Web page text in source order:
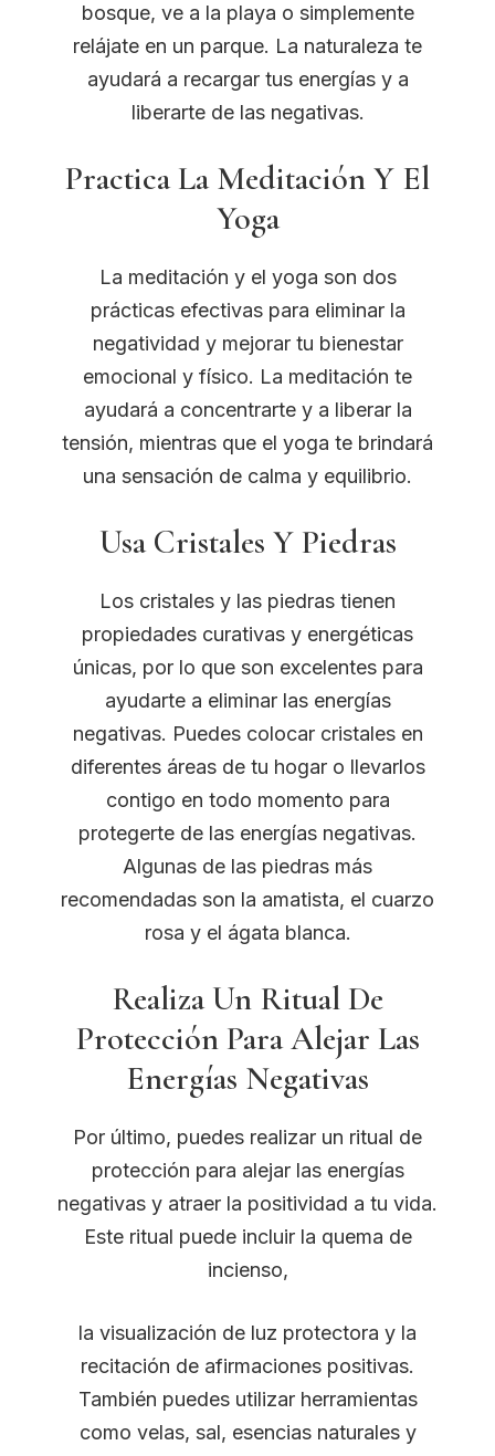
bosque, ve a la playa o simplemente
relájate en un parque. La naturaleza te
ayudará a recargar tus energías y a
liberarte de las negativas.
Practica La Meditación Y El
Yoga
La meditación y el yoga son dos
prácticas efectivas para eliminar la
negatividad y mejorar tu bienestar
emocional y físico. La meditación te
ayudará a concentrarte y a liberar la
tensión, mientras que el yoga te brindará
una sensación de calma y equilibrio.
Usa Cristales Y Piedras
Los cristales y las piedras tienen
propiedades curativas y energéticas
únicas, por lo que son excelentes para
ayudarte a eliminar las energías
negativas. Puedes colocar cristales en
diferentes áreas de tu hogar o llevarlos
contigo en todo momento para
protegerte de las energías negativas.
Algunas de las piedras más
recomendadas son la amatista, el cuarzo
rosa y el ágata blanca.
Realiza Un Ritual De
Protección Para Alejar Las
Energías Negativas
Por último, puedes realizar un ritual de
protección para alejar las energías
negativas y atraer la positividad a tu vida.
Este ritual puede incluir la quema de
incienso,
la visualización de luz protectora y la
recitación de afirmaciones positivas.
También puedes utilizar herramientas
como velas, sal, esencias naturales y